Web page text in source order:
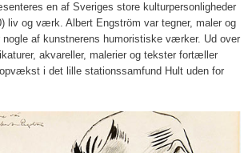
en af Sveriges store kulturpersonligheder
liv og værk. Albert Engström var tegner, maler og
af kunstnerens humoristiske værker. Ud over
akvareller, malerier og tekster fortæller
i det lille stationssamfund Hult uden for